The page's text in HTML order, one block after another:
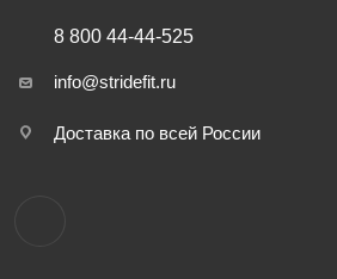
8 800 44-44-525
info@stridefit.ru
Доставка по всей России